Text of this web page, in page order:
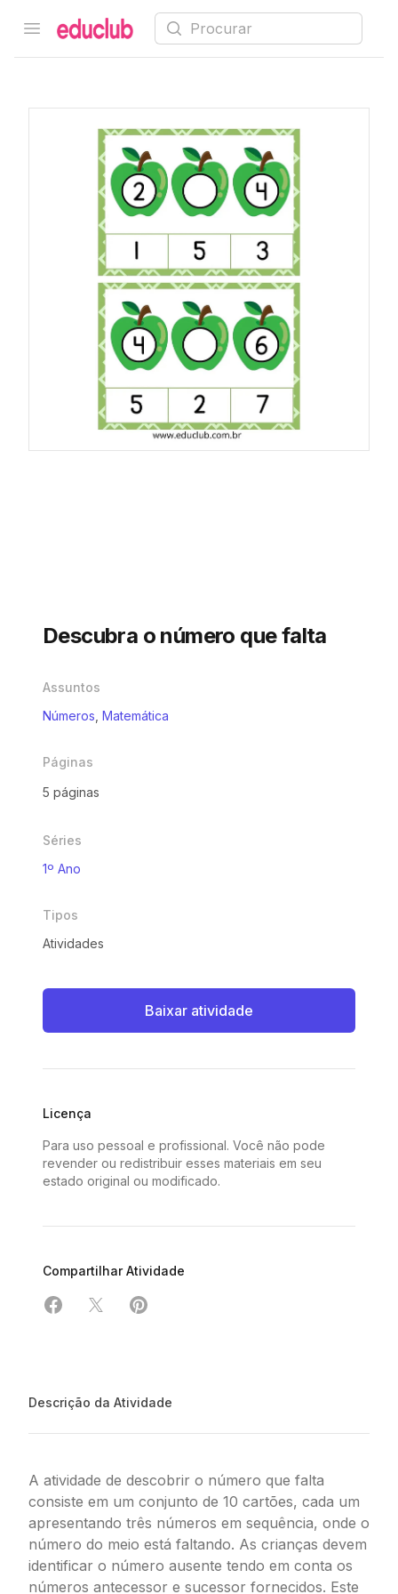
Open menu
Educlub Procurar
Descubra o número que falta
Assuntos
Números Matemática
Páginas
5 páginas
Séries
1º Ano
Tipos
Atividades
Baixar atividade
Licença
Para uso pessoal e profissional. Você não pode
revender ou redistribuir esses materiais em seu
estado original ou modificado.
Compartilhar Atividade
Compartilhar em Facebook
Compartilhar em X
Compartilhar em Pinterest
Descrição da Atividade
A atividade de descobrir o número que falta
consiste em um conjunto de 10 cartões, cada um
apresentando três números em sequência, onde o
número do meio está faltando. As crianças devem
identificar o número ausente tendo em conta os
números antecessor e sucessor fornecidos. Este